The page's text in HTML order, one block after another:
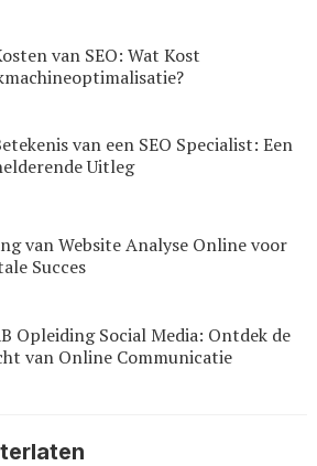
van SEO: Wat Kost
van een SEO Specialist: Een
Uitleg
van Website Analyse Online voor
Succes
Opleiding Social Media: Ontdek de
van Online Communicatie